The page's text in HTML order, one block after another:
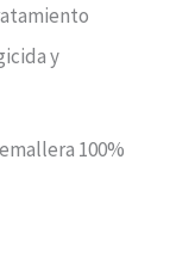
y
100%